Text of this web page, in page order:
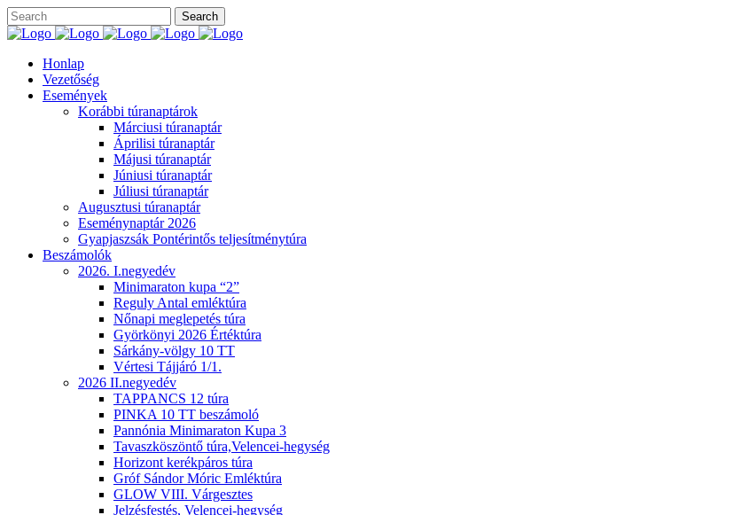
Honlap
Vezetőség
Események
Korábbi túranaptárok
Márciusi túranaptár
Áprilisi túranaptár
Májusi túranaptár
Júniusi túranaptár
Júliusi túranaptár
Augusztusi túranaptár
Eseménynaptár 2026
Gyapjaszsák Pontérintős teljesítménytúra
Beszámolók
2026. I.negyedév
Minimaraton kupa “2”
Reguly Antal emléktúra
Nőnapi meglepetés túra
Györkönyi 2026 Értéktúra
Sárkány-völgy 10 TT
Vértesi Tájjáró 1/1.
2026 II.negyedév
TAPPANCS 12 túra
PINKA 10 TT beszámoló
Pannónia Minimaraton Kupa 3
Tavaszköszöntő túra,Velencei-hegység
Horizont kerékpáros túra
Gróf Sándor Móric Emléktúra
GLOW VIII. Várgesztes
Jelzésfestés, Velencei-hegység